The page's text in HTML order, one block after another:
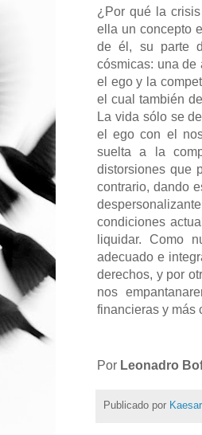
¿Por qué la
ella un concepto
de él, su parte
cósmicas: una de
el ego y la
el cual también
La vida sólo se
el ego con el
suelta a la
distorsiones que
contrario, dando
condiciones
liquidar. Como
adecuado e
derechos, y por
nos
financieras y más
Por Leonadro
Publicado por Kaesar